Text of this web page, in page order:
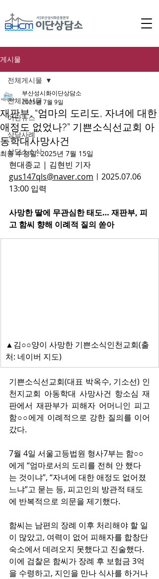
게시물
전체게시물
이단뉴스
상담사례
상담소소식
전체게시물
재판부, “엄마의 도리도, 자녀에 대한
애정도 없었나?” 기쁜소식선교회 아
동학대사망사건
부산성시화이단상담소
2025년 7월 9일
최종 수정일:2025년 7월 15일
현대종교 | 김현빈 기자
gus147qls@naver.com ㅣ 2025.07.06
13:00 입력
사망한 딸에 무관심한 태도… 재판부, 피
고 함씨 향해 이례적 질의 쏟아
▲김○○양이 사망한 기쁜소식인천교회(출
처: 네이버 지도)
기쁜소식선교회(대표 박옥수, 기소선) 인
천지교회 아동학대 사망사건 항소심 재
판에서 재판부가 피해자 어머니인 피고
함○○에게 이례적으로 강한 질의를 이어
갔다.
7월 4일 서울고등법원 형사7부는 함○○
에게 “엄마로서의 도리를 전혀 안 했다
는 것이냐”, “자녀에 대한 애정도 없어졌
느냐”고 묻는 등, 피고인의 방관적 태도
에 반복적으로 의문을 제기했다.
함씨는 남편의 장례 이후 처리해야 할 일
이 많았고, 여력이 없어 피해자를 합창단
숙소에서 데려오지 못했다고 진술했다.
이에 검찰은 함씨가 장례 후 보험금 3억
을 수령하고, 지인을 만나 식사를 하거나